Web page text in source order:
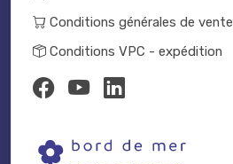
Conditions générales de vente
Conditions VPC - expédition